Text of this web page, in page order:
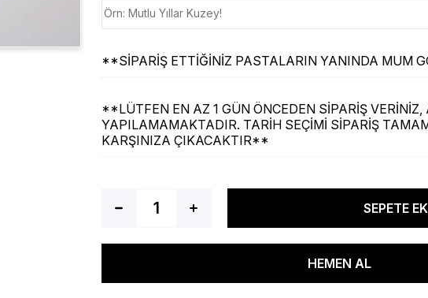
**SİPARİŞ ETTİĞİNİZ PASTALARIN YANINDA MUM
**LÜTFEN EN AZ 1 GÜN ÖNCEDEN SİPARİŞ VERİNİZ,
YAPILAMAMAKTADIR. TARİH SEÇİMİ SİPARİŞ
KARŞINIZA ÇIKACAKTIR**